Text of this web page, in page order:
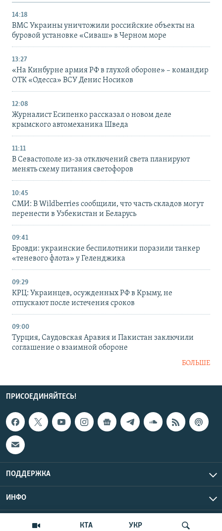
КТА УКР
14:18
ВМС Украины уничтожили российские объекты на
буровой установке «Сиваш» в Черном море
13:27
«На Кинбурне армия РФ в глухой обороне» – командир
ОТК «Одесса» ВСУ Денис Носиков
12:08
Журналист Есипенко рассказал о новом деле
крымского автомеханика Шведа
11:11
В Севастополе из-за отключений света планируют
менять схему питания светофоров
10:45
СМИ: В Wildberries сообщили, что часть складов могут
перенести в Узбекистан и Беларусь
09:41
Бровди: украинские беспилотники поразили танкер
«теневого флота» у Геленджика
09:29
КРЦ: Украинцев, осужденных РФ в Крыму, не
отпускают после истечения сроков
09:00
Турция, Саудовская Аравия и Пакистан заключили
соглашение о взаимной обороне
БОЛЬШЕ
ПРИСОЕДИНЯЙТЕСЬ!
ПОДДЕРЖКА
ИНФО
Copyright Крым.Реалии, 2026 | Все права защищены.
UTC+3